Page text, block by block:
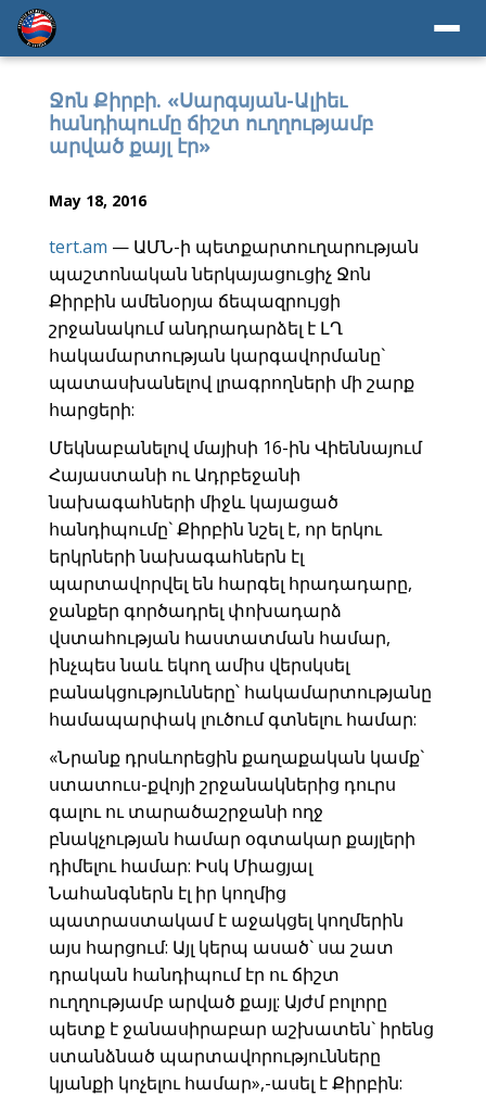
Ջոն Քիրբի. «Սարգսյան-Ալիեւ
հանդիպումը ճիշտ ուղղությամբ
արված քայլ էր»
May 18, 2016
tert.am — ԱՄՆ-ի պետքարտուղարության
պաշտոնական ներկայացուցիչ Ջոն
Քիրբին ամենօրյա ճեպազրույցի
շրջանակում անդրադարձել է ԼՂ
հակամարտության կարգավորմանը`
պատասխանելով լրագրողների մի շարք
հարցերի:
Մեկնաբանելով մայիսի 16-ին Վիեննայում
Հայաստանի ու Ադրբեջանի
նախագահների միջև կայացած
հանդիպումը` Քիրբին նշել է, որ երկու
երկրների նախագահներն էլ
պարտավորվել են հարգել հրադադարը,
ջանքեր գործադրել փոխադարձ
վստահության հաստատման համար,
ինչպես նաև եկող ամիս վերսկսել
բանակցությունները՝ հակամարտությանը
համապարփակ լուծում գտնելու համար:
«Նրանք դրսևորեցին քաղաքական կամք`
ստատուս-քվոյի շրջանակներից դուրս
գալու ու տարածաշրջանի ողջ
բնակչության համար օգտակար քայլերի
դիմելու համար: Իսկ Միացյալ
Նահանգներն էլ իր կողմից
պատրաստակամ է աջակցել կողմերին
այս հարցում: Այլ կերպ ասած` սա շատ
դրական հանդիպում էր ու ճիշտ
ուղղությամբ արված քայլ: Այժմ բոլորը
պետք է ջանասիրաբար աշխատեն` իրենց
ստանձնած պարտավորությունները
կյանքի կոչելու համար»,-ասել է Քիրբին: